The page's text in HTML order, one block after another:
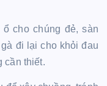
cho chúng đẻ, sàn
đi lại cho khỏi đau
cần thiết.